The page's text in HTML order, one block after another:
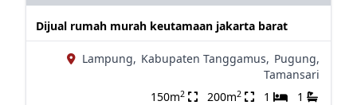
Dijual rumah murah keutamaan jakarta barat
Lampung, Kabupaten Tanggamus, Pugung,
Tamansari
150m2 200m2 1 1